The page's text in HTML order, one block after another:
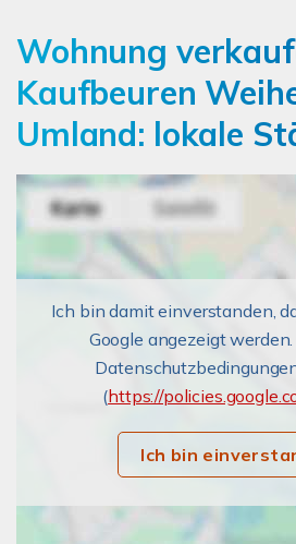
Wohnung
Kaufbeuren
Umland: lokale
Ich bin damit einverstanden,
Google angezeigt
(https://
Ich bin